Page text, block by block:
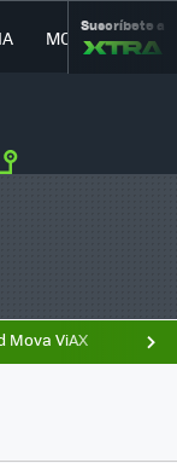
MOVILIDAD
Suscríbete a
Mova ViAX